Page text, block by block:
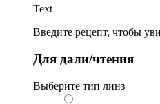
Text
Введите рецепт, чтобы
Для дали/чтения
Выберите тип линз